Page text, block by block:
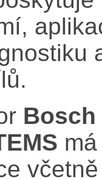
Bosch